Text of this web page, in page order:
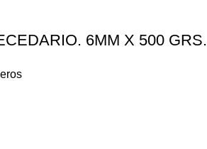
6MM X 500 GRS.